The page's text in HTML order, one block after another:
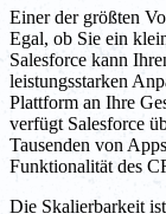
Einer der größten
Egal, ob Sie ein
Salesforce kann
leistungsstarken
Plattform an Ihre
verfügt Salesforce
Tausenden von
Funktionalität des
Die Skalierbarkeit